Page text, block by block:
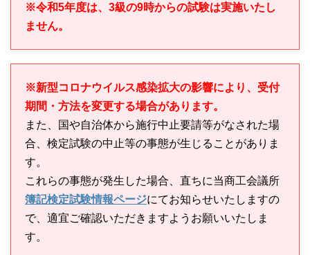
※令和5年度は、3級の9時からの試験は実施いたし
ません。
※新型コロナウイルス感染拡大の影響により、受付
期間・方法を変更する場合があります。
また、国や自治体から施行中止要請等がなされた場
合、検定試験の中止等の事態が生じることがありま
す。
これらの事態が発生した場合、直ちに当商工会議所
簿記検定試験情報ページにてお知らせいたしますの
で、適宜ご確認いただきますようお願いいたしま
す。